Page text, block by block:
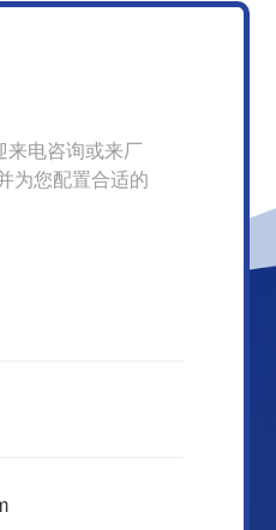
来电咨询或来厂
为您配置合适的